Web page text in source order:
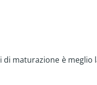
maturazione è meglio